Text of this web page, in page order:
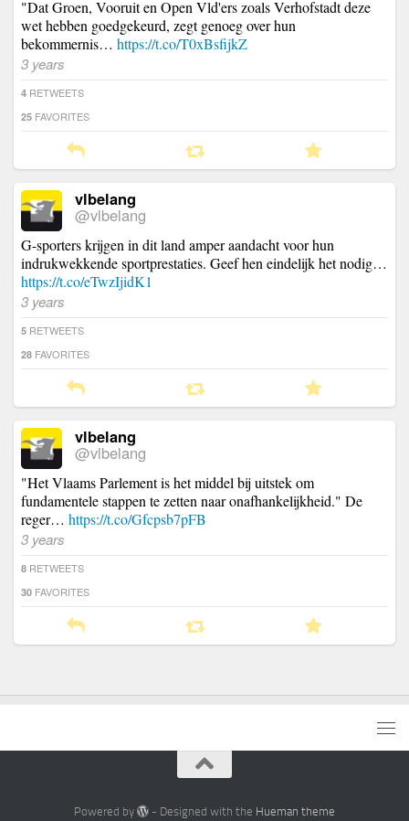
"Dat Groen, Vooruit en Open Vld'ers zoals Verhofstadt deze
wet hebben goedgekeurd, zegt genoeg over hun
bekommernis… https://t.co/T0xBsfijkZ
3 years
4 RETWEETS
25 FAVORITES
vlbelang
@vlbelang
G-sporters krijgen in dit land amper aandacht voor hun
indrukwekkende sportprestaties. Geef hen eindelijk het nodig…
https://t.co/eTwzIjidK1
3 years
5 RETWEETS
28 FAVORITES
vlbelang
@vlbelang
"Het Vlaams Parlement is het middel bij uitstek om
fundamentele stappen te zetten naar onafhankelijkheid." De
reger… https://t.co/Gfcpsb7pFB
3 years
8 RETWEETS
30 FAVORITES
Powered by - Designed with the Hueman theme